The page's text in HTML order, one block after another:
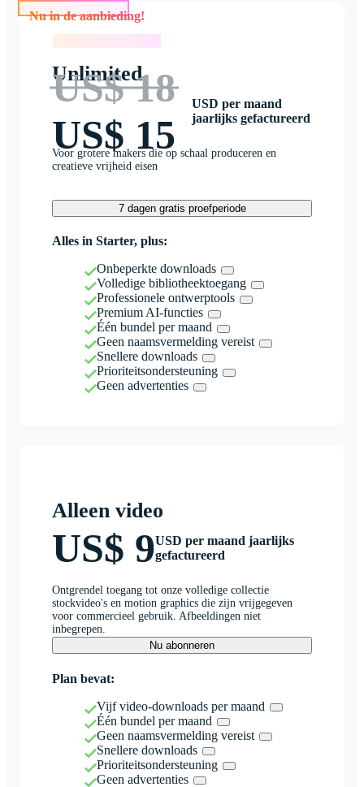
Nu in de aanbieding!
Unlimited
US$ 18
US$ 15
USD per maand
jaarlijks gefactureerd
Voor grotere makers die op schaal produceren en
creatieve vrijheid eisen
7 dagen gratis proefperiode
Alles in Starter, plus:
Onbeperkte downloads
Volledige bibliotheektoegang
Professionele ontwerptools
Premium AI-functies
Één bundel per maand
Geen naamsvermelding vereist
Snellere downloads
Prioriteitsondersteuning
Geen advertenties
Alleen video
US$ 9USD per maand jaarlijks
gefactureerd
Ontgrendel toegang tot onze volledige collectie
stockvideo's en motion graphics die zijn vrijgegeven
voor commercieel gebruik. Afbeeldingen niet
inbegrepen.
Nu abonneren
Plan bevat:
Vijf video-downloads per maand
Één bundel per maand
Geen naamsvermelding vereist
Snellere downloads
Prioriteitsondersteuning
Geen advertenties